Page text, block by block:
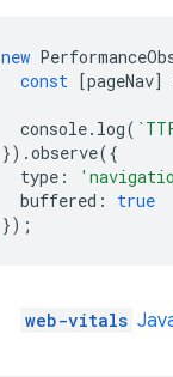
new
const [pageNav]
console. log(
}).observe({
type :
buffered :
true
});
web-vitals